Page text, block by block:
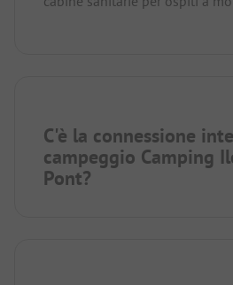
C'è la connessione
campeggio Camping
Pont?